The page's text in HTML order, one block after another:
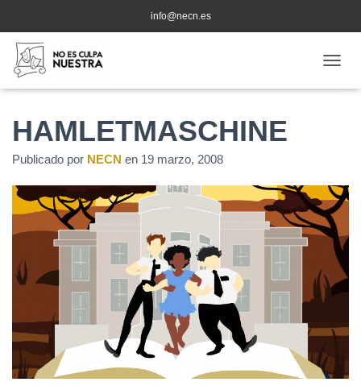
info@necn.es
HAMLETMASCHINE
Publicado por NECN en 19 marzo, 2008